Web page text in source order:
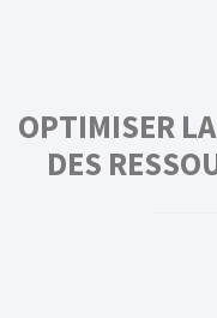
OPTIMISER
DES